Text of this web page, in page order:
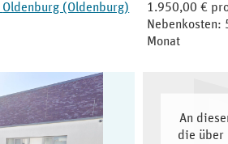
Oldenburg (Oldenburg)
1.950,00 €
Nebenkosten:
Monat
An
die über